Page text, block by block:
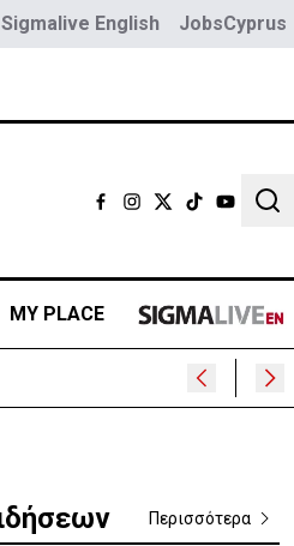
Sigmalive English JobsCyprus
MY PLACE
Περισσότερα